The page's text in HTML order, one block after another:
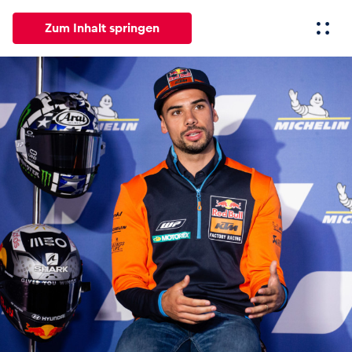
Zum Inhalt springen
Alle News Events Erlebnisse Seiten
News
Alle anzeigen
Events
Alle anzeigen